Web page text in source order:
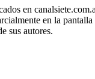
en
en la
sus autores.